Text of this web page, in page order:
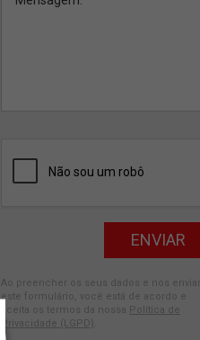
Ao preencher os seus dados e nos enviar
este formulário, você está de acordo e
aceita os termos da nossa
Política de
Privacidade (LGPD)